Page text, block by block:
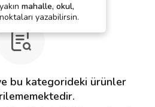
mahalle, okul,
yazabilirsin.
bu kategorideki ürünler